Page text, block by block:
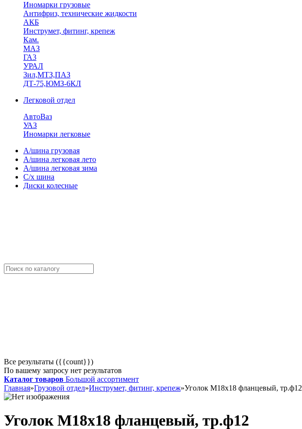
Иномарки грузовые
Антифриз, технические жидкости
АКБ
Инструмет, фитинг, крепеж
Кам.
МАЗ
ГА3
УРАЛ
Зил,МТЗ,ПАЗ
ДТ-75,ЮМЗ-6КЛ
Легковой отдел
АвтоВаз
УАЗ
Иномарки легковые
А/шина грузовая
А/шина легковая лето
А/шина легковая зима
С/х шина
Диски колесные
Все результаты ({{count}})
По вашему запросу нет результатов
Каталог товаров Большой ассортимент
Главная»Грузовой отдел»Инструмет, фитинг, крепеж»Уголок М18х18 фланцевый, тр.ф12
Уголок М18х18 фланцевый, тр.ф12